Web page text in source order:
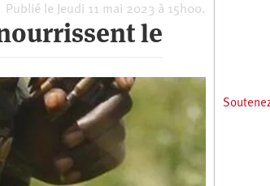
Arts
Cinéma
Expositions
Livres
Musique
Publié le Jeudi 11 mai 2023 à 15h00.
le